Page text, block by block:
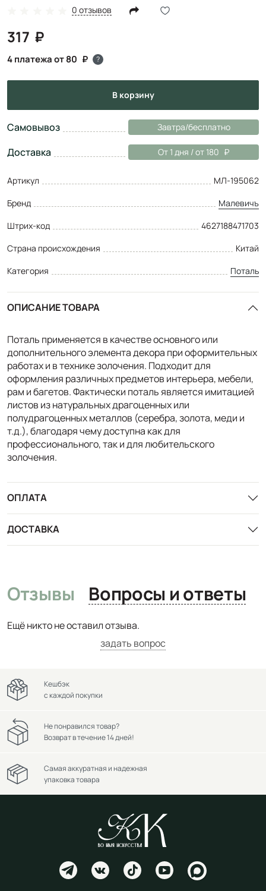
0 отзывов
317
4 платежа от 80 ?
в корзину
Самовывоз Завтра/бесплатно
Доставка От 1 дня / от 180
Артикул
МЛ-195062
Бренд
Малевичъ
Штрих-код
4627188471703
Страна происхождения
Китай
Категория
Поталь
ОПИСАНИЕ ТОВАРА
Поталь применяется в качестве основного или
дополнительного элемента декора при оформительных
работах и в технике золочения. Подходит для
оформления различных предметов интерьера, мебели,
рам и багетов. Фактически поталь является имитацией
листов из натуральных драгоценных или
полудрагоценных металлов (серебра, золота, меди и
т.д.), благодаря чему доступна как для
профессионального, так и для любительского
золочения.
ОПЛАТА
ДОСТАВКА
Отзывы Вопросы и ответы
Ещё никто не оставил отзыва.
задать вопрос
Кешбэк
с каждой покупки
Не понравился товар?
Возврат в течение 14 дней!
Самая аккуратная и надежная
упаковка товара